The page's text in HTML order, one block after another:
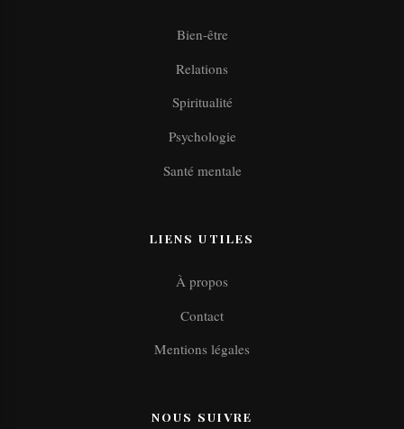
Bien-être
Relations
Spiritualité
Psychologie
Santé mentale
LIENS UTILES
À propos
Contact
Mentions légales
NOUS SUIVRE